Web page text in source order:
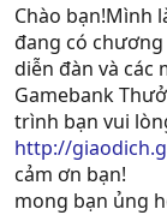
Chào bạn!Mình
đang có
diễn đàn và các
Gamebank
trình bạn vui
http://
cảm ơn bạn!
mong bạn ủng